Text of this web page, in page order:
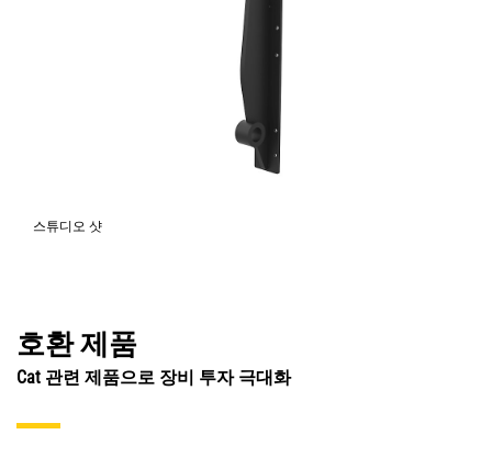
스튜디오 샷
호환 제품
Cat 관련 제품으로 장비 투자 극대화